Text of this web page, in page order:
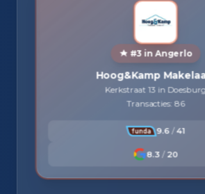
#3 in Angerlo
Hoog&Kamp
Kerkstraat 13 in
Transacties: 86
9.6 / 41
8.3 / 20